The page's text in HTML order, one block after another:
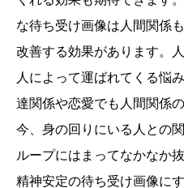
な待ち受け画像は人間関係
改善する効果があります。
人によって運ばれてくる悩
達関係や恋愛でも人間関係
今、身の回りにいる人との
ループにはまってなかなか
精神安定の待ち受け画像に